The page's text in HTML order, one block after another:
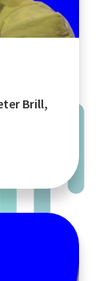
Brill,